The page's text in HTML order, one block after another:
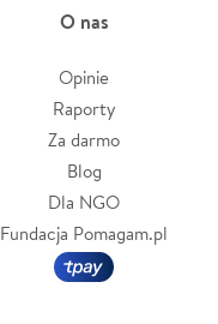
O nas
Opinie
Raporty
Za darmo
Blog
Dla NGO
Fundacja Pomagam.pl